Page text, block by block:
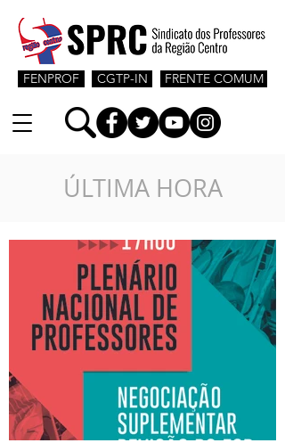
CGTP-IN
FENPROF FRENTE COMUM
ÚLTIMA HORA